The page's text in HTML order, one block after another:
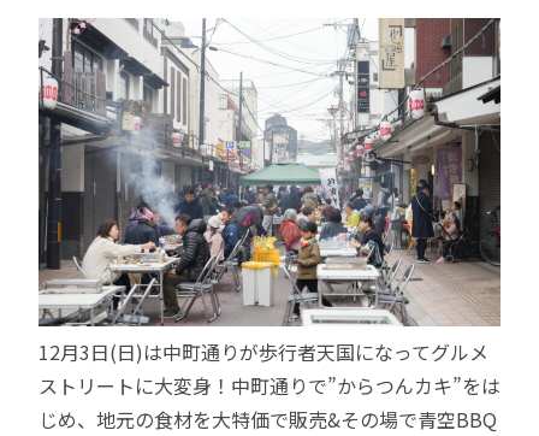
12月3日(日)は中町通りが歩行者天国になってグルメ
ストリートに大変身！中町通りで”からつんカキ”をは
じめ、地元の食材を大特価で販売&その場で青空BBQ